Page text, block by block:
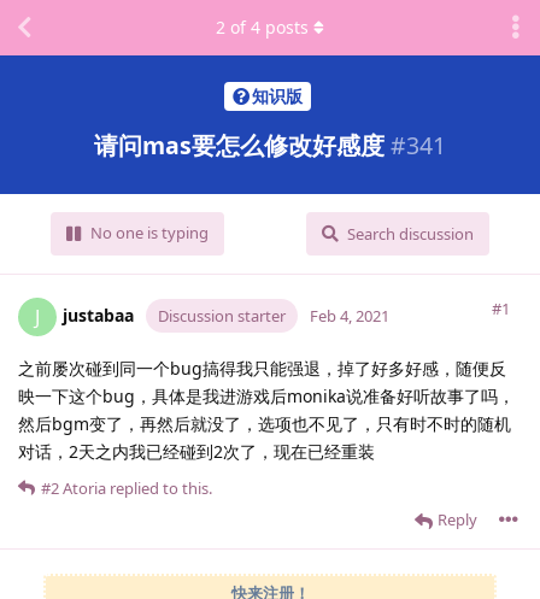
知识版
请问mas要怎么修改好感度#341
No one is typing Search discussion
2 of 4 posts
J justabaa Discussion starter #1
Feb 4, 2021
之前屡次碰到同一个bug搞得我只能强退，掉了好多好感，随便反
映一下这个bug，具体是我进游戏后monika说准备好听故事了吗，
然后bgm变了，再然后就没了，选项也不见了，只有时不时的随机
对话，2天之内我已经碰到2次了，现在已经重装
Reply
#2Atoria replied to this.
快来注册！